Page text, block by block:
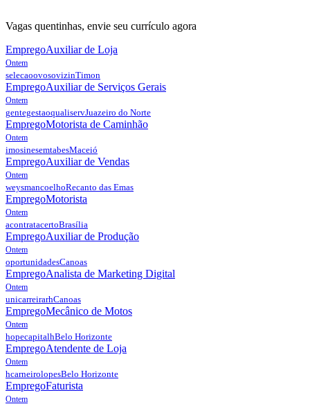
Vagas quentinhas, envie seu currículo agora
EmpregoAuxiliar de Loja
Ontem
selecaoovosovizinTimon
EmpregoAuxiliar de Serviços Gerais
Ontem
gentegestaoqualiservJuazeiro do Norte
EmpregoMotorista de Caminhão
Ontem
imosinesemtabesMaceió
EmpregoAuxiliar de Vendas
Ontem
weysmancoelhoRecanto das Emas
EmpregoMotorista
Ontem
acontratacertoBrasília
EmpregoAuxiliar de Produção
Ontem
oportunidadesCanoas
EmpregoAnalista de Marketing Digital
Ontem
unicarreirarhCanoas
EmpregoMecânico de Motos
Ontem
hopecapitalhBelo Horizonte
EmpregoAtendente de Loja
Ontem
hcarneirolopesBelo Horizonte
EmpregoFaturista
Ontem